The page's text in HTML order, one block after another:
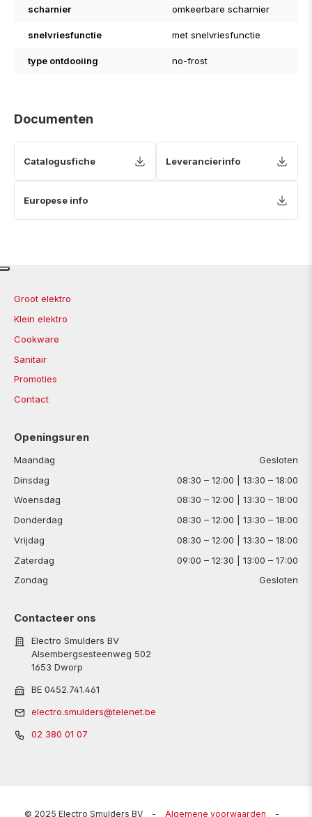
scharnier omkeerbare scharnier
snelvriesfunctie met snelvriesfunctie
type ontdooiing no-frost
Documenten
Catalogusfiche Leverancierinfo
Europese info
Groot elektro
Klein elektro
Cookware
Sanitair
Promoties
Contact
Openingsuren
Maandag
Gesloten
Dinsdag
08:30 – 12:00 | 13:30 – 18:00
Woensdag
08:30 – 12:00 | 13:30 – 18:00
Donderdag
08:30 – 12:00 | 13:30 – 18:00
Vrijdag
08:30 – 12:00 | 13:30 – 18:00
Zaterdag
09:00 – 12:30 | 13:00 – 17:00
Zondag
Gesloten
Contacteer ons
Electro Smulders BV
Alsembergsesteenweg 502
1653 Dworp
BE 0452.741.461
electro.smulders@telenet.be
02 380 01 07
© 2025 Electro Smulders BV - Algemene voorwaarden -